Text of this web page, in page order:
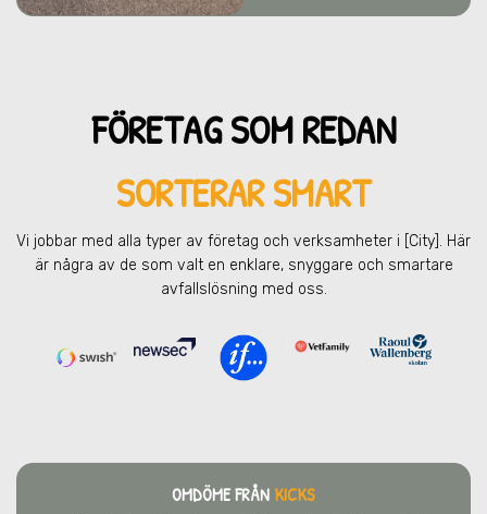
FÖRETAG SOM REDAN
SORTERAR SMART
Vi jobbar med alla typer av företag och verksamheter i [City] . Här
är några av de som valt en enklare, snyggare och smartare
avfallslösning med oss.
OMDÖME FRÅN KICKS